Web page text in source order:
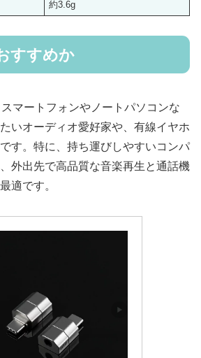
約3.6g
すすめか
マートフォンやノートパソコンな
いオーディオ愛好家や、有線イヤホ
す。特に、持ち運びしやすいコンパ
外出先で高品質な音楽再生と通話機
適です。